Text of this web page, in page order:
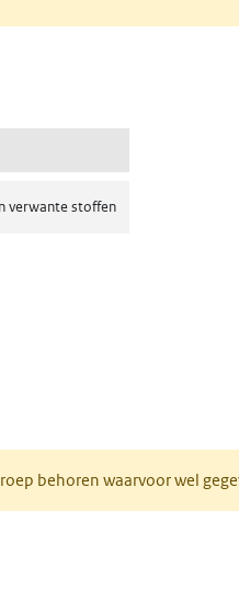
verwante stoffen
behoren waarvoor wel